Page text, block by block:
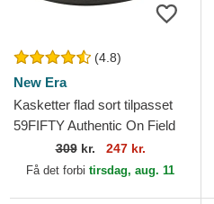
(4.8)
New Era
Kasketter flad sort tilpasset
59FIFTY Authentic On Field
Game fra Chicago White Sox
MLB af New Era
309kr. 247 kr.
Få det forbi tirsdag, aug. 11